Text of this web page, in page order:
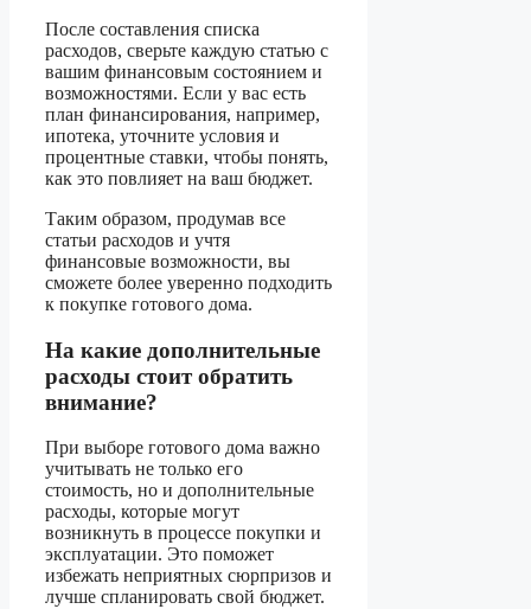
После составления списка
расходов, сверьте каждую статью с
вашим финансовым состоянием и
возможностями. Если у вас есть
план финансирования, например,
ипотека, уточните условия и
процентные ставки, чтобы понять,
как это повлияет на ваш бюджет.
Таким образом, продумав все
статьи расходов и учтя
финансовые возможности, вы
сможете более уверенно подходить
к покупке готового дома.
На какие дополнительные
расходы стоит обратить
внимание?
При выборе готового дома важно
учитывать не только его
стоимость, но и дополнительные
расходы, которые могут
возникнуть в процессе покупки и
эксплуатации. Это поможет
избежать неприятных сюрпризов и
лучше спланировать свой бюджет.